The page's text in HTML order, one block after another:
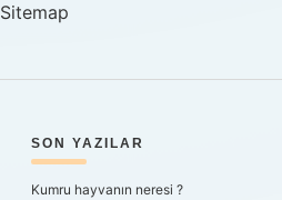
Sitemap
SIDEBAR
SON YAZILAR
Kumru hayvanın neresi ?